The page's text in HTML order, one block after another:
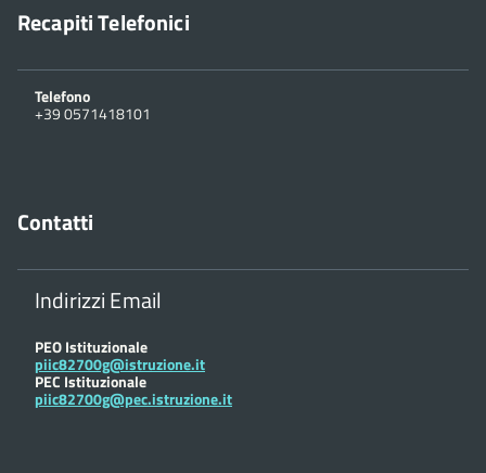
Recapiti Telefonici
Telefono
+39 0571418101
Contatti
Indirizzi Email
PEO Istituzionale
piic82700g@istruzione.it
PEC Istituzionale
piic82700g@pec.istruzione.it